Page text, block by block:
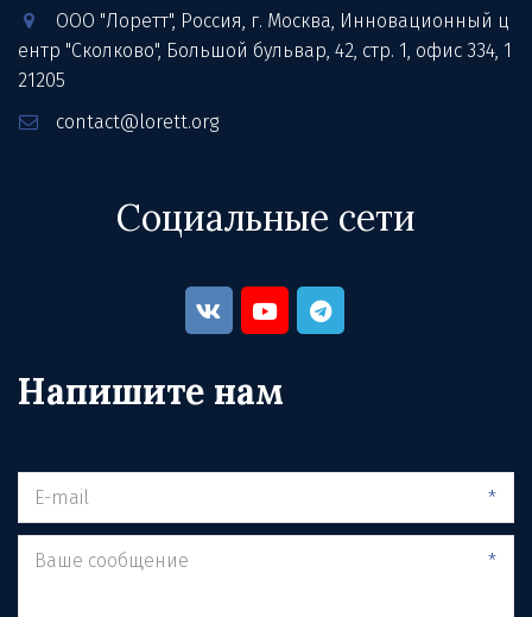
ООО "Лоретт", Россия, г. Москва, Инновационный ц
ентр "Сколково", Большой бульвар, 42, стр. 1, офис 334, 1
21205
contact@lorett.org
Социальные сети
Напишите нам
*
*